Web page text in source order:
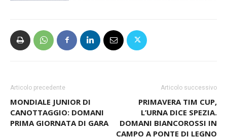
Articolo precedente
MONDIALE JUNIOR DI
CANOTTAGGIO: DOMANI
PRIMA GIORNATA DI GARA
Articolo successivo
PRIMAVERA TIM CUP,
L’URNA DICE SPEZIA.
DOMANI BIANCOROSSI IN
CAMPO A PONTE DI LEGNO